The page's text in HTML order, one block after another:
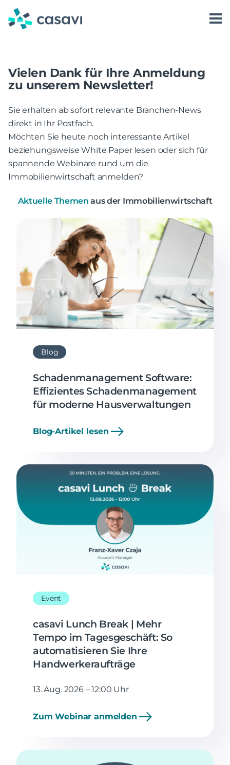
Zum
Inhalt
springen
Vorgangsmanagement
Dienstleistersteuerung
casavi AI Assist
casavi AI Answer
Preise
Ressourcen
Erfolgsgeschichten
Whitepaper
Webinare
Jobs bei casavi
Login
Vielen Dank für Ihre Anmeldung
zu unserem Newsletter!
Sie erhalten ab sofort relevante Branchen-News
direkt in Ihr Postfach.
Möchten Sie heute noch interessante Artikel
beziehungsweise White Paper lesen oder sich für
spannende Webinare rund um die
Immobilienwirtschaft anmelden?
Aktuelle Themen aus der Immobilienwirtschaft
Blog
Schadenmanagement Software:
Effizientes Schadenmanagement
für moderne Hausverwaltungen
Blog-Artikel lesen
Event
casavi Lunch Break | Mehr
Tempo im Tagesgeschäft: So
automatisieren Sie Ihre
Handwerkeraufträge
13. Aug. 2026 – 12:00 Uhr
Zum Webinar anmelden